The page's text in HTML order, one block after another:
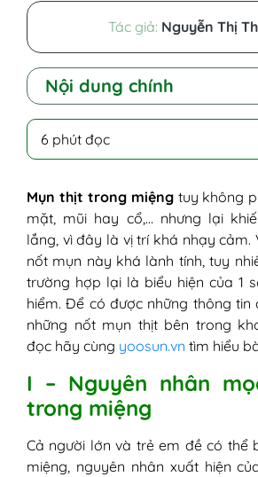
Tác giả: Nguyễn Thị
Nội dung chính
I - Nguyên nhân mọc mụn
1. Lý do người lớn bị
2. Nguyên nhân gây
miệng trẻ em
II - Dấu hiệu nổi mụn thịt
III - Nổi mụn thịt trong
không?
IV - Các cách chữa mụn
toàn
1. Cách trị mụn thịt
2. Cách điều trị mụn
bằng thủ thuật
V - Cách phòng tránh mọc
khoang miệng
6 phút đọc
Mụn thịt trong miệngtuy không
mặt, mũi hay cổ,… nhưng lại
lắng, vì đây là vị trí khá nhạy cảm.
nốt mụn này khá lành tính, tuy
trường hợp lại là biểu hiện của 1
hiểm. Để có được những thông tin
những nốt mụn thịt bên trong
đọc hãy cùng yoosun.vn tìm hiểu
I – Nguyên nhân
trong miệng
Cả người lớn và trẻ em đề có thể
miệng, nguyên nhân xuất hiện